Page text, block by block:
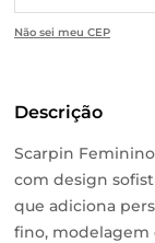
Não sei meu CEP
Descrição
Scarpin
com design
que adiciona
fino, modelagem